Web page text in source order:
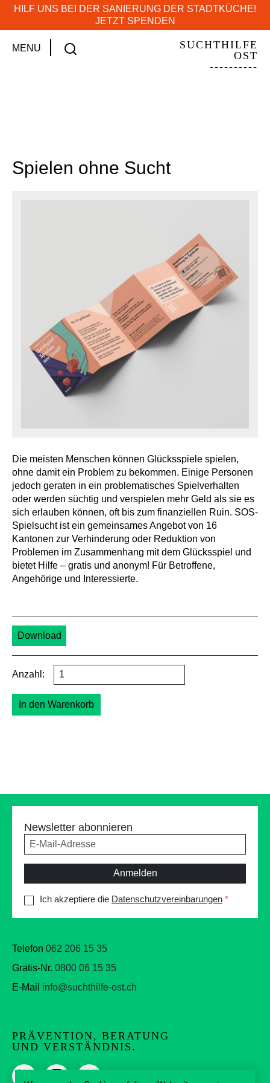
HILF UNS BEI DER SANIERUNG DER STADTKÜCHE!
JETZT SPENDEN
MENU
SUCHTHILFE
OST
----------
Spielen ohne Sucht
Die meisten Menschen können Glücksspiele spielen,
ohne damit ein Problem zu bekommen. Einige Personen
jedoch geraten in ein problematisches Spielverhalten
oder werden süchtig und verspielen mehr Geld als sie es
sich erlauben können, oft bis zum finanziellen Ruin. SOS-
Spielsucht ist ein gemeinsames Angebot von 16
Kantonen zur Verhinderung oder Reduktion von
Problemen im Zusammenhang mit dem Glücksspiel und
bietet Hilfe – gratis und anonym! Für Betroffene,
Angehörige und Interessierte.
Download
Anzahl:
In den Warenkorb
Newsletter abonnieren
Anmelden
Ich akzeptiere die Datenschutzvereinbarungen *
Telefon 062 206 15 35
Gratis-Nr. 0800 06 15 35
E-Mail info@suchthilfe-ost.ch
PRÄVENTION, BERATUNG
UND VERSTÄNDNIS.